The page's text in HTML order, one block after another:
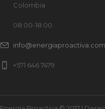
Colombia
08:00-18:00
info@energiaproactiva.com
+571 646 7479